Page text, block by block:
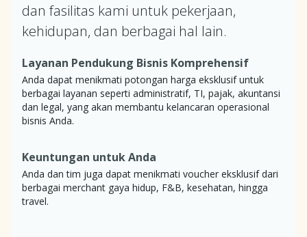
dan fasilitas kami untuk pekerjaan,
kehidupan, dan berbagai hal lain.
Layanan Pendukung Bisnis Komprehensif
Anda dapat menikmati potongan harga eksklusif untuk
berbagai layanan seperti administratif, TI, pajak, akuntansi
dan legal, yang akan membantu kelancaran operasional
bisnis Anda.
Keuntungan untuk Anda
Anda dan tim juga dapat menikmati voucher eksklusif dari
berbagai merchant gaya hidup, F&B, kesehatan, hingga
travel.